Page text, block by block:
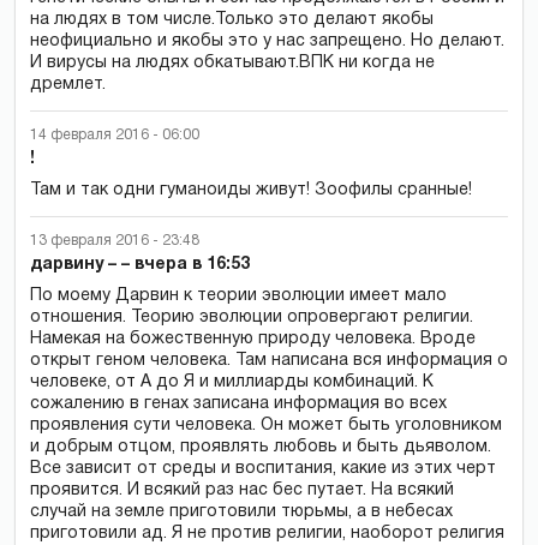
на людях в том числе.Только это делают якобы
неофициально и якобы это у нас запрещено. Но делают.
И вирусы на людях обкатывают.ВПК ни когда не
дремлет.
14 февраля 2016 - 06:00
!
Там и так одни гуманоиды живут! Зоофилы сранные!
13 февраля 2016 - 23:48
дарвину – – вчера в 16:53
По моему Дарвин к теории эволюции имеет мало
отношения. Теорию эволюции опровергают религии.
Намекая на божественную природу человека. Вроде
открыт геном человека. Там написана вся информация о
человеке, от А до Я и миллиарды комбинаций. К
сожалению в генах записана информация во всех
проявления сути человека. Он может быть уголовником
и добрым отцом, проявлять любовь и быть дьяволом.
Все зависит от среды и воспитания, какие из этих черт
проявится. И всякий раз нас бес путает. На всякий
случай на земле приготовили тюрьмы, а в небесах
приготовили ад. Я не против религии, наоборот религия